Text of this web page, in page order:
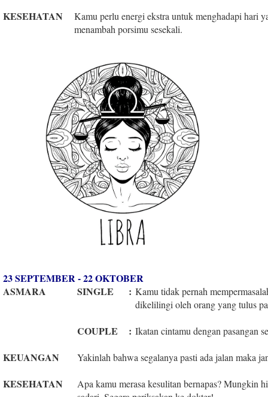
KESEHATAN
Kamu perlu energi ekstra untuk menghadapi hari
menambah porsimu sesekali.
23 SEPTEMBER - 22 OKTOBER
ASMARA
SINGLE : Kamu tidak pernah
dikelilingi oleh orang yang tulus
COUPLE : Ikatan cintamu dengan pasangan
KEUANGAN Yakinlah bahwa segalanya pasti ada jalan maka
KESEHATAN
Apa kamu merasa kesulitan bernapas? Mungkin